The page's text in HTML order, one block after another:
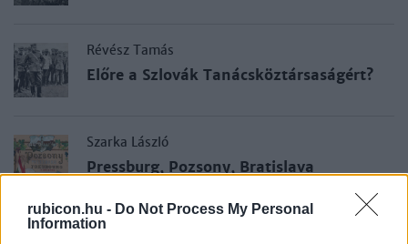
rubicon.hu - Do Not Process My Personal
Information
Révész Tamás
Előre a Szlovák Tanácsköztársaságért?
Szarka László
Pressburg, Pozsony, Bratislava
Glant Tibor